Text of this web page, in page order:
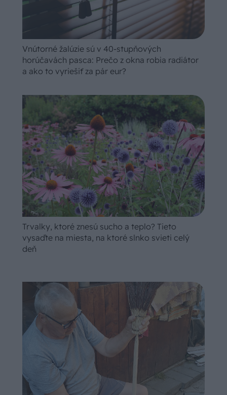
Vnútorné žalúzie sú v 40-stupňových
horúčavách pasca: Prečo z okna robia radiátor
a ako to vyriešiť za pár eur?
Trvalky, ktoré znesú sucho a teplo? Tieto
vysaďte na miesta, na ktoré slnko svieti celý
deň